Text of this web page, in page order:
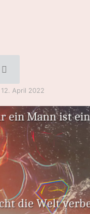
12. April 2022